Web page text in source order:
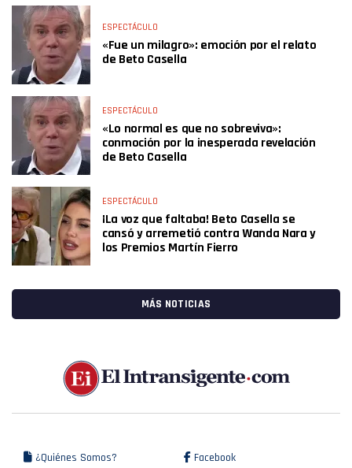
ESPECTÁCULO
«Fue un milagro»: emoción por el relato
de Beto Casella
ESPECTÁCULO
«Lo normal es que no sobreviva»:
conmoción por la inesperada revelación
de Beto Casella
ESPECTÁCULO
¡La voz que faltaba! Beto Casella se
cansó y arremetió contra Wanda Nara y
los Premios Martín Fierro
MÁS NOTICIAS
¿Quiénes Somos? Facebook